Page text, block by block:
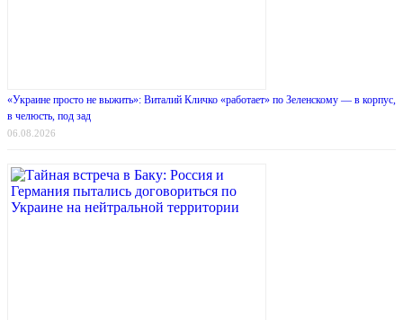
«Украине просто не выжить»: Виталий Кличко «работает» по Зеленскому — в корпус,
в челюсть, под зад
06.08.2026